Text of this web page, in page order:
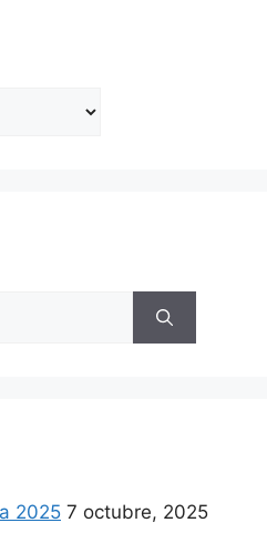
2025 7 octubre, 2025